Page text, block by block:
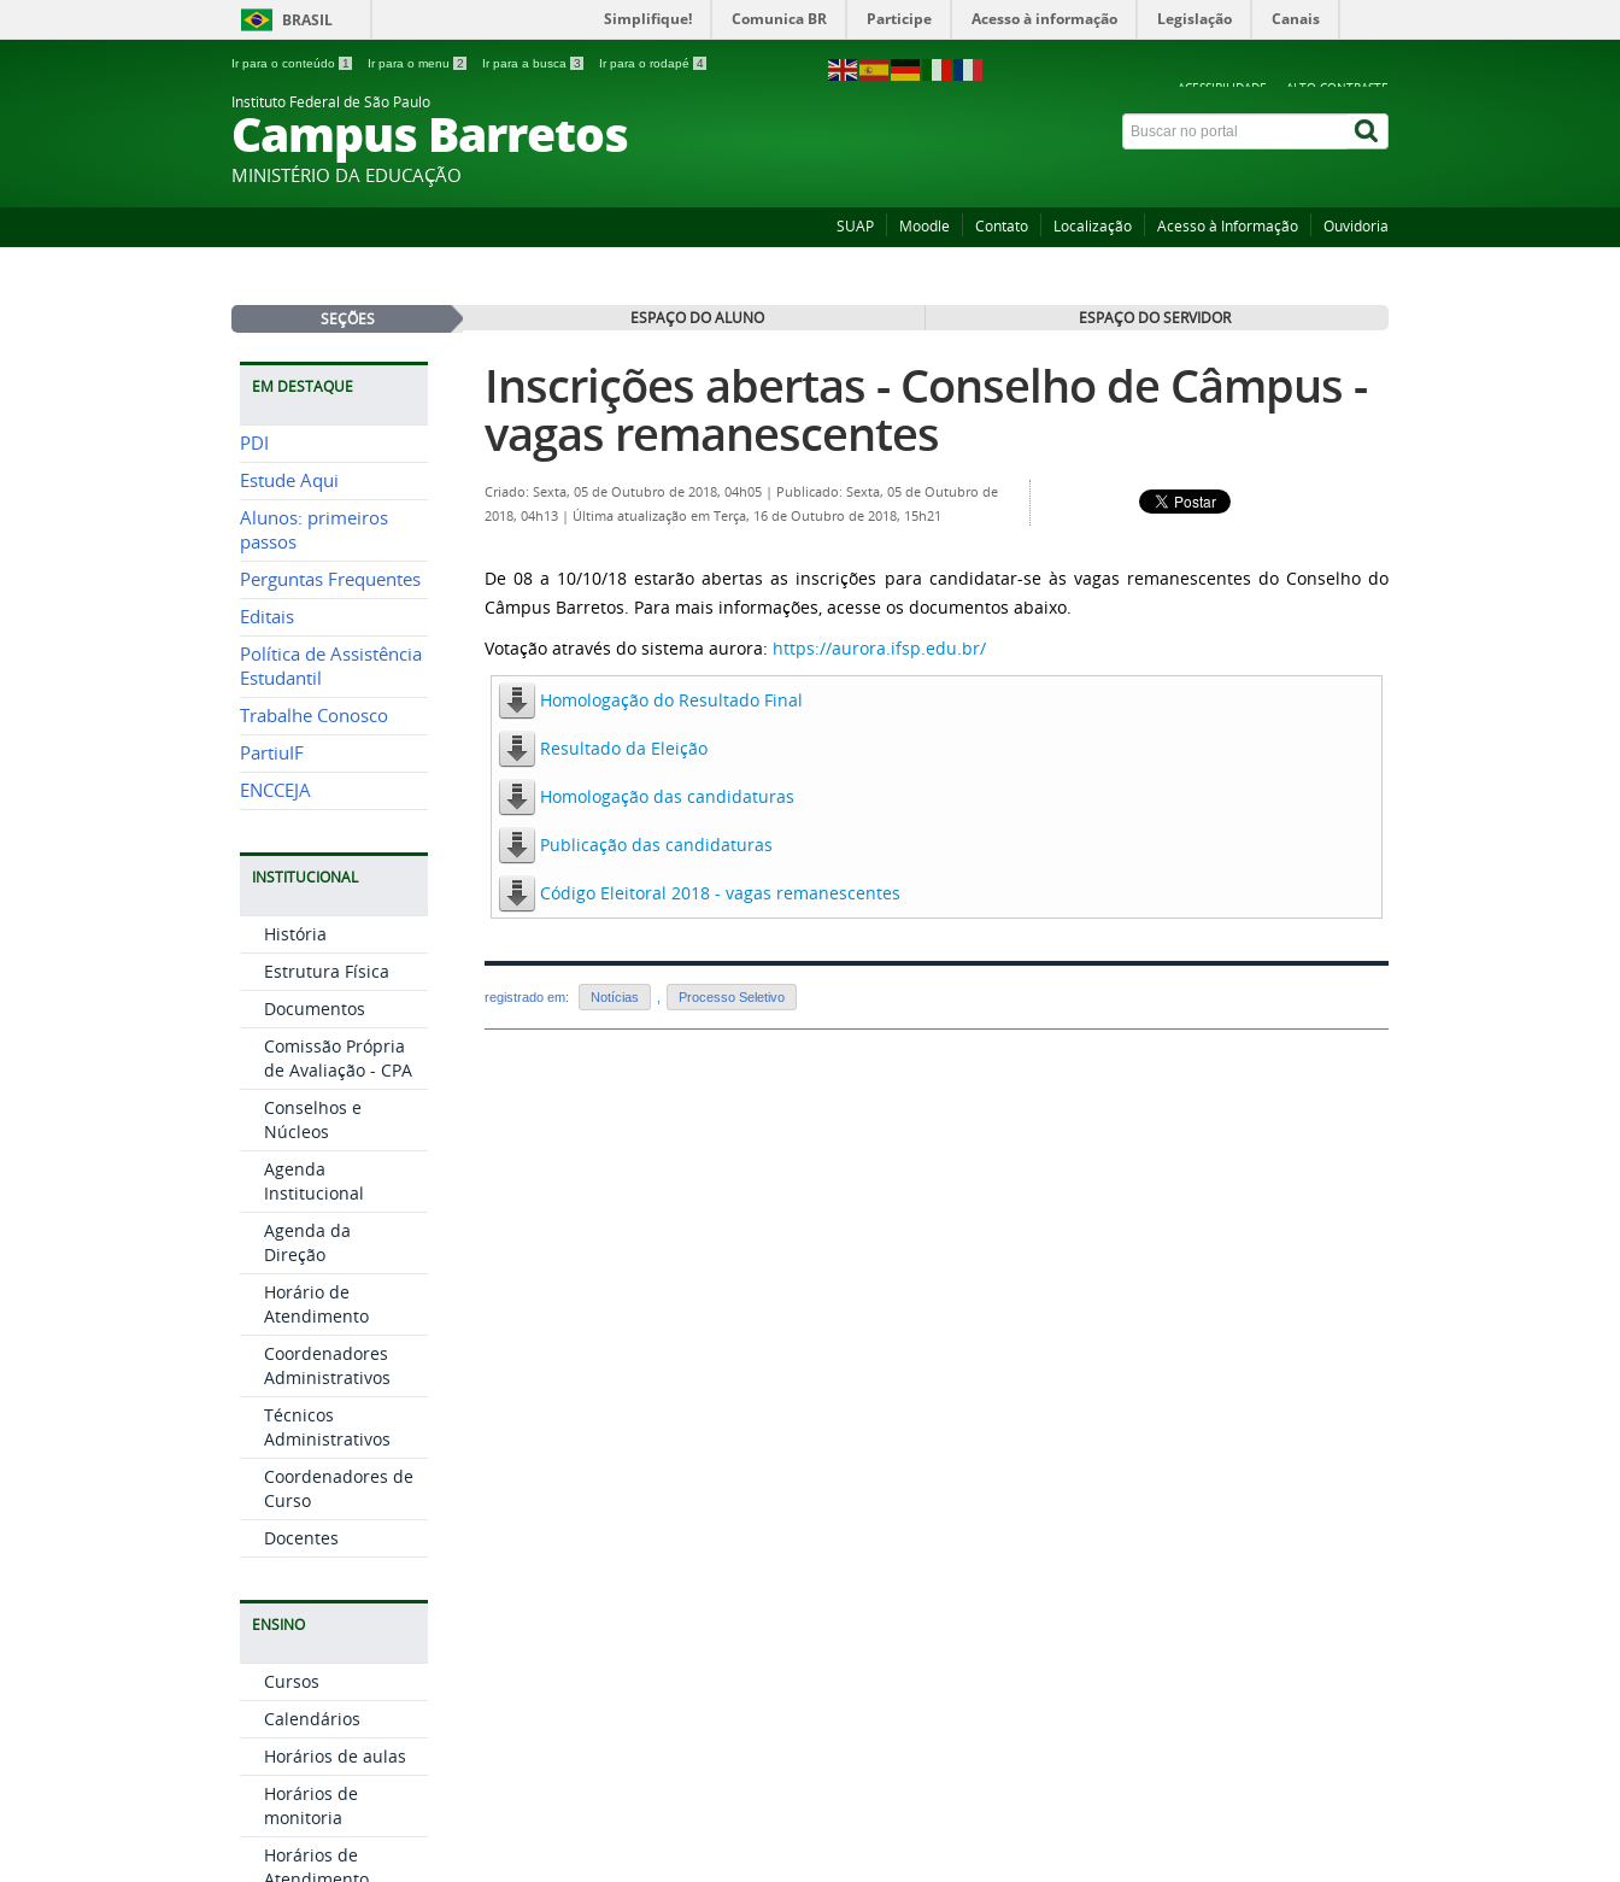
BRASIL Simplifique! Comunica BR Participe Acesso à informação Legislação Canais
Ir para o conteúdo 1 Ir para o menu 2 Ir para a busca 3 Ir para o rodapé 4
ACESSIBILIDADE ALTO CONTRASTE
Instituto Federal de São Paulo
Campus Barretos
MINISTÉRIO DA EDUCAÇÃO
SUAP Moodle Contato Localização Acesso à Informação Ouvidoria
SEÇÕES ESPAÇO DO ALUNO ESPAÇO DO SERVIDOR
EM DESTAQUE
PDI
Estude Aqui
Alunos: primeiros
passos
Perguntas Frequentes
Editais
Política de Assistência
Estudantil
Trabalhe Conosco
PartiuIF
ENCCEJA
INSTITUCIONAL
História
Estrutura Física
Documentos
Comissão Própria
de Avaliação - CPA
Conselhos e
Núcleos
Agenda
Institucional
Agenda da
Direção
Horário de
Atendimento
Coordenadores
Administrativos
Técnicos
Administrativos
Coordenadores de
Curso
Docentes
ENSINO
Cursos
Calendários
Horários de aulas
Horários de
monitoria
Horários de
Inscrições abertas - Conselho de Câmpus -
vagas remanescentes
Criado: Sexta, 05 de Outubro de 2018, 04h05 | Publicado: Sexta, 05 de Outubro de
2018, 04h13 | Última atualização em Terça, 16 de Outubro de 2018, 15h21
De 08 a 10/10/18 estarão abertas as inscrições para candidatar-se às vagas remanescentes do Conselho do
Câmpus Barretos. Para mais informações, acesse os documentos abaixo.
Votação através do sistema aurora: https://aurora.ifsp.edu.br/
Homologação do Resultado Final
Resultado da Eleição
Homologação das candidaturas
Publicação das candidaturas
Código Eleitoral 2018 - vagas remanescentes
registrado em: Notícias Processo Seletivo